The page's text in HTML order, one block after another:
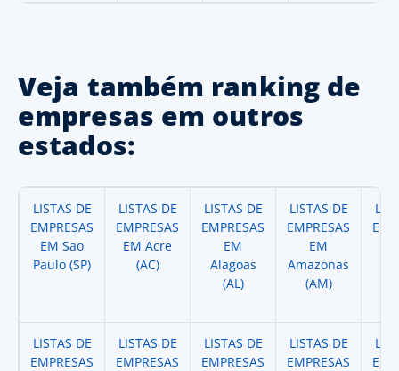
Veja também ranking de
empresas em outros
estados:
LISTAS DE
EMPRESAS
EM Sao
Paulo (SP)
LISTAS DE
EMPRESAS
EM Acre
(AC)
LISTAS DE
EMPRESAS
EM
Alagoas
(AL)
LISTAS DE
EMPRESAS
EM
Amazonas
(AM)
LISTAS DE
EMPRESAS
LISTAS DE
EMPRESAS
LISTAS DE
EMPRESAS
LISTAS DE
EMPRESAS